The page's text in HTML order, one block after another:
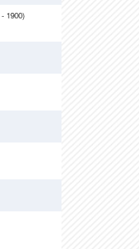
- 1900)